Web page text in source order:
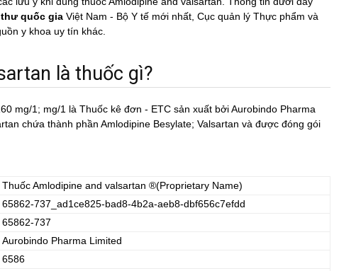
quốc gia Việt Nam - Bộ Y tế mới nhất, Cục quản lý Thực phẩm và
y khoa uy tín khác.
là thuốc gì?
mg/1; mg/1 là Thuốc kê đơn - ETC sản xuất bởi Aurobindo Pharma
chứa thành phần Amlodipine Besylate; Valsartan và được đóng gói
ThuốcAmlodipine and valsartan ®(Proprietary Name)
65862-737_ad1ce825-bad8-4b2a-aeb8-dbf656c7efdd
65862-737
Aurobindo Pharma Limited
6586